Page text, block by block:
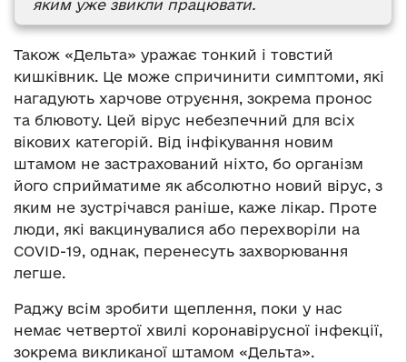
яким уже звикли працювати.
Також «Дельта» уражає тонкий і товстий
кишківник. Це може спричинити симптоми, які
нагадують харчове отруєння, зокрема пронос
та блювоту. Цей вірус небезпечний для всіх
вікових категорій. Від інфікування новим
штамом не застрахований ніхто, бо організм
його сприйматиме як абсолютно новий вірус, з
яким не зустрічався раніше, каже лікар. Проте
люди, які вакцинувалися або перехворіли на
COVID-19, однак, перенесуть захворювання
легше.
Раджу всім зробити щеплення, поки у нас
немає четвертої хвилі коронавірусної інфекції,
зокрема викликаної штамом «Дельта».